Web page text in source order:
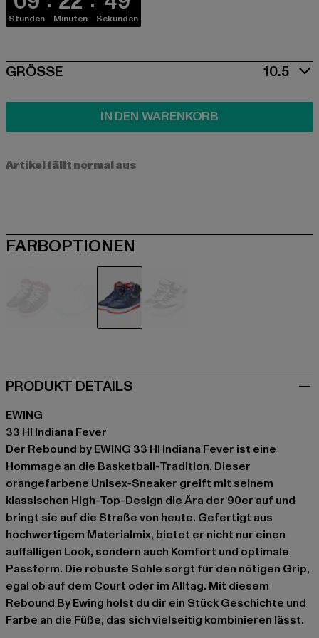
Stunden Minuten Sekunden
SIZE
GRÖSSE 10.5
IN DEN WARENKORB
Artikel fällt normal aus
FARBOPTIONEN
PRODUKT DETAILS
EWING
33 HI Indiana Fever
Der Rebound by EWING 33 HI Indiana Fever ist eine
Hommage an die Basketball-Tradition. Dieser
orangefarbene Unisex-Sneaker greift mit seinem
klassischen High-Top-Design die Ära der 90er auf und
bringt sie auf die Straße von heute. Gefertigt aus
hochwertigem Materialmix, bietet er nicht nur einen
auffälligen Look, sondern auch Komfort und optimale
Passform. Die robuste Sohle sorgt für den nötigen Grip,
egal ob auf dem Court oder im Alltag. Mit diesem
Rebound By Ewing holst du dir ein Stück Geschichte und
Farbe an die Füße, das sich vielseitig kombinieren lässt.